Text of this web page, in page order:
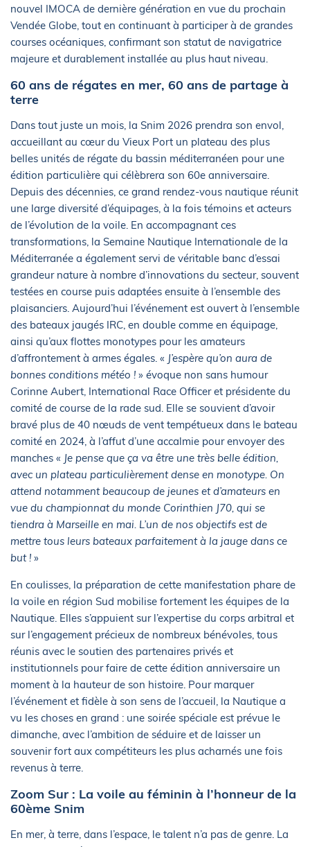
nouvel IMOCA de dernière génération en vue du prochain
Vendée Globe, tout en continuant à participer à de grandes
courses océaniques, confirmant son statut de navigatrice
majeure et durablement installée au plus haut niveau.
60 ans de régates en mer, 60 ans de partage à
terre
Dans tout juste un mois, la Snim 2026 prendra son envol,
accueillant au cœur du Vieux Port un plateau des plus
belles unités de régate du bassin méditerranéen pour une
édition particulière qui célèbrera son 60e anniversaire.
Depuis des décennies, ce grand rendez-vous nautique réunit
une large diversité d’équipages, à la fois témoins et acteurs
de l’évolution de la voile. En accompagnant ces
transformations, la Semaine Nautique Internationale de la
Méditerranée a également servi de véritable banc d’essai
grandeur nature à nombre d’innovations du secteur, souvent
testées en course puis adaptées ensuite à l’ensemble des
plaisanciers. Aujourd’hui l’événement est ouvert à l’ensemble
des bateaux jaugés IRC, en double comme en équipage,
ainsi qu’aux flottes monotypes pour les amateurs
d’affrontement à armes égales. « J’espère qu’on aura de
bonnes conditions météo ! » évoque non sans humour
Corinne Aubert, International Race Officer et présidente du
comité de course de la rade sud. Elle se souvient d’avoir
bravé plus de 40 nœuds de vent tempétueux dans le bateau
comité en 2024, à l’affut d’une accalmie pour envoyer des
manches « Je pense que ça va être une très belle édition,
avec un plateau particulièrement dense en monotype. On
attend notamment beaucoup de jeunes et d’amateurs en
vue du championnat du monde Corinthien J70, qui se
tiendra à Marseille en mai. L’un de nos objectifs est de
mettre tous leurs bateaux parfaitement à la jauge dans ce
but ! »
En coulisses, la préparation de cette manifestation phare de
la voile en région Sud mobilise fortement les équipes de la
Nautique. Elles s’appuient sur l’expertise du corps arbitral et
sur l’engagement précieux de nombreux bénévoles, tous
réunis avec le soutien des partenaires privés et
institutionnels pour faire de cette édition anniversaire un
moment à la hauteur de son histoire. Pour marquer
l’événement et fidèle à son sens de l’accueil, la Nautique a
vu les choses en grand : une soirée spéciale est prévue le
dimanche, avec l’ambition de séduire et de laisser un
souvenir fort aux compétiteurs les plus acharnés une fois
revenus à terre.
Zoom Sur : La voile au féminin à l’honneur de la
60ème Snim
En mer, à terre, dans l’espace, le talent n’a pas de genre. La